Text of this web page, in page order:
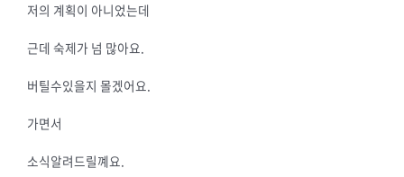
저의 계획이 아니었는데
근데 숙제가 넘 많아요.
버틸수있을지 몰겠어요.
가면서
소식알려드릴꼐요.